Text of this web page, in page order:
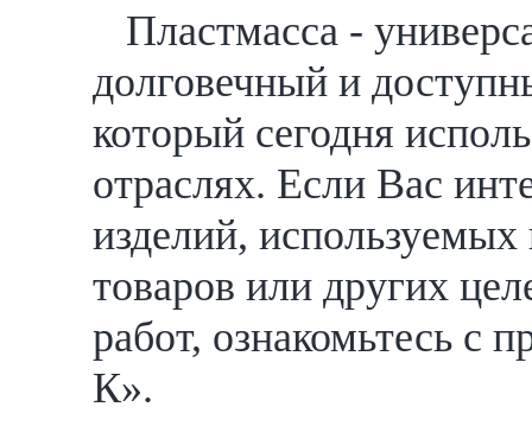
Пластмасса -
долговечный и
который сегодня
отраслях. Если Вас
изделий, используемых
товаров или других
работ, ознакомьтесь с
К».